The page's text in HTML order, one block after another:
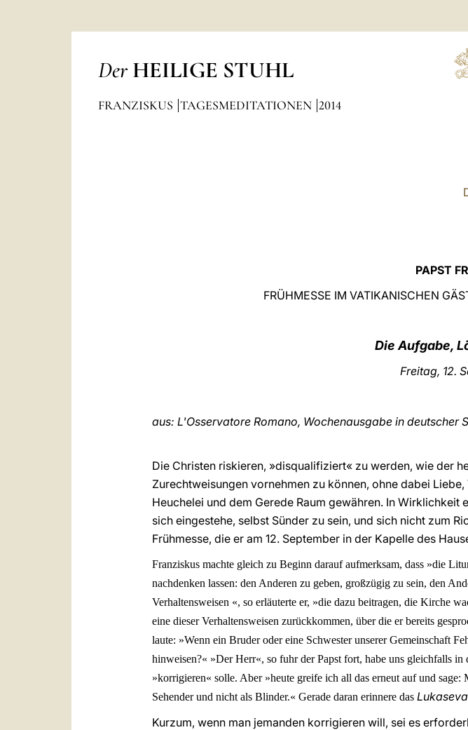
Der HEILIGE STUHL
FRANZISKUS TAGESMEDITATIONEN 2014
PAPST
FRÜHMESSE IM VATIKANISCHEN
Die Aufgabe,
Freitag, 12.
aus: L'Osservatore Romano, Wochenausgabe in deutscher
Die Christen riskieren, »disqualifiziert« zu werden, wie der
Zurechtweisungen vornehmen zu können, ohne dabei
Heuchelei und dem Gerede Raum gewähren. In
sich eingestehe, selbst Sünder zu sein, und sich nicht zum
Frühmesse, die er am 12. September in der Kapelle des
Franziskus machte gleich zu Beginn darauf aufmerksam, dass »die
nachdenken lassen: den Anderen zu geben, großzügig zu sein, den
Verhaltensweisen «, so erläuterte er, »die dazu beitragen, die Kirche
eine dieser Verhaltensweisen zurückkommen, über die er bereits
laute: »Wenn ein Bruder oder eine Schwester unserer Gemeinschaft
hinweisen?« »Der Herr«, so fuhr der Papst fort, habe uns gleichfalls
»korrigieren« solle. Aber »heute greife ich all das erneut auf und sage:
Sehender und nicht als Blinder.« Gerade daran erinnere das
Kurzum, wenn man jemanden korrigieren will, sei es